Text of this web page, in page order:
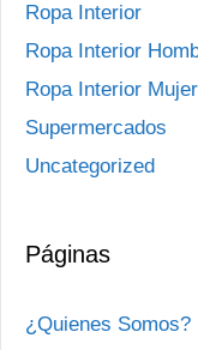
Ropa Interior
Ropa Interior
Ropa Interior Mujer
Supermercados
Uncategorized
Páginas
¿Quienes Somos?